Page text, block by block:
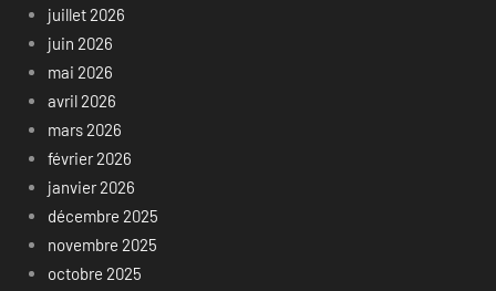
juillet 2026
juin 2026
mai 2026
avril 2026
mars 2026
février 2026
janvier 2026
décembre 2025
novembre 2025
octobre 2025